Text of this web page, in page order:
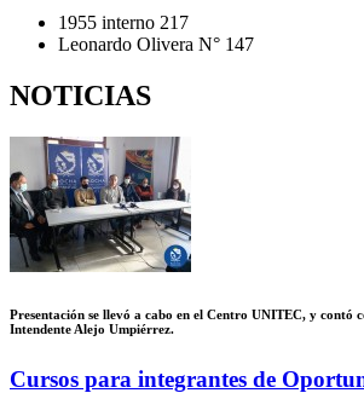
1955 interno 217
Leonardo Olivera N° 147
NOTICIAS
Presentación se llevó a cabo en el Centro UNITEC, y contó
Intendente Alejo Umpiérrez.
Cursos para integrantes de